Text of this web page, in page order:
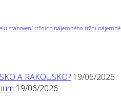
stanovení tržního nájemného tržní nájemné
A RAKOUSKO? 19/06/2026
19/06/2026